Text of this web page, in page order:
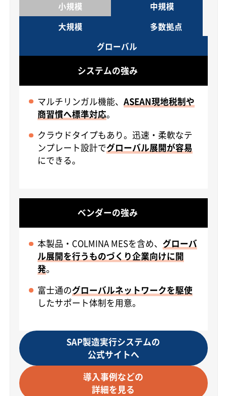
小規模
中規模
大規模
多数拠点
グローバル
システムの強み
マルチリンガル機能、ASEAN現地税制や
商習慣へ標準対応。
クラウドタイプもあり。迅速・柔軟なテ
ンプレート設計でグローバル展開が容易
にできる。
ベンダーの強み
本製品・COLMINA MESを含め、グローバ
ル展開を行うものづくり企業向けに開
発。
富士通のグローバルネットワークを駆使
したサポート体制を用意。
SAP製造実行システムの
公式サイトへ
導入事例などの
詳細を見る